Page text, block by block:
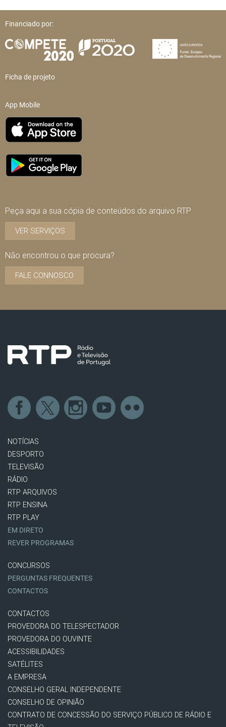
Financiado por:
Ficha de projeto
App Mobile
Peça aqui a sua cópia de conteúdos do arquivo RTP
VER SERVIÇOS
Não encontrou o que procura?
FALE CONNOSCO
NOTÍCIAS
DESPORTO
TELEVISÃO
RÁDIO
RTP ARQUIVOS
RTP ENSINA
RTP PLAY
EM DIRETO
REVER PROGRAMAS
CONCURSOS
PERGUNTAS FREQUENTES
CONTACTOS
CONTACTOS
PROVEDORA DO TELESPECTADOR
PROVEDORA DO OUVINTE
ACESSIBILIDADES
SATÉLITES
A EMPRESA
CONSELHO GERAL INDEPENDENTE
CONSELHO DE OPINIÃO
CONTRATO DE CONCESSÃO DO SERVIÇO PÚBLICO DE RÁDIO E